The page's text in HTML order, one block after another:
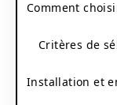
Comment
Critères de
Installation et